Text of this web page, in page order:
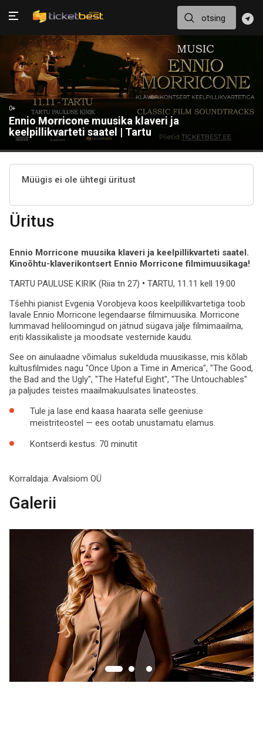
0+
Ennio Morricone muusika klaveri ja
keelpillikvarteti saatel | Tartu
Müügis ei ole ühtegi üritust
Üritus
Ennio Morricone muusika klaveri ja keelpillikvarteti saatel.
Kinoõhtu-klaverikontsert Ennio Morricone filmimuusikaga!
TARTU PAULUSE KIRIK (Riia tn 27) • TARTU, 11.11 kell 19:00
Tšehhi pianist Evgenia Vorobjeva koos keelpillikvartetiga toob
lavale Ennio Morricone legendaarse filmimuusika. Morricone
lummavad heliloomingud on jätnud sügava jälje filmimaailma,
eriti klassikaliste ja moodsate vesternide kaudu.
See on ainulaadne võimalus sukelduda muusikasse, mis kõlab
kultusfilmides nagu "Once Upon a Time in America", "The Good,
the Bad and the Ugly", "The Hateful Eight", "The Untouchables"
ja paljudes teistes maailmakuulsates linateostes.
Tule ja lase end kaasa haarata selle geeniuse
meistriteostel — ees ootab unustamatu elamus.
Kontserdi kestus: 70 minutit
Korraldaja: Avalsiom OÜ
Galerii